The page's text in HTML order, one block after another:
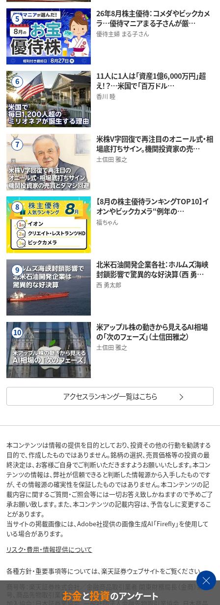
5
26年8月株主優待：コメダやビックカメ
ラ…優待マニアまる子さんが厳…
優待主婦 まる子さん
6
11人に1人は「資産1億6,000万円」超
え！？…米国で「百万ドル…
香川 睦
7
米株V字回復で再注目のオニール式・相
場底打ちサイン。機関投資家の売…
土信田 雅之
8
【8月の株主優待ランキングTOP10】イ
オンやビックカメラ“例年の…
福ちゃん
9
北米石油開発企業各社：ホルムズ海峡
封鎖影響で驚異的な好決算（西 勇…
西 勇太郎
10
米アップル株の動きから見えるAI相場
の「次のフェーズ」（土信田雅之）
土信田 雅之
アクセスランキング一覧はこちら
本コンテンツは情報の提供を目的としており、投資その他の行動を勧誘する
目的で、作成したものではありません。銘柄の選択、売買価格等の投資の最
終決定は、お客様ご自身でご判断いただきますようお願いいたします。本コン
テンツの情報は、弊社が信頼できると判断した情報源から入手したものです
が、その情報源の確実性を保証したものではありません。本コンテンツの記
載内容に関するご質問・ご照会等には一切お答え致しかねますので予めご了
承お願い致します。また、本コンテンツの記載内容は、予告なしに変更するこ
とがあります。
当サイトの掲載画像には、Adobe社提供の画像生成AI「Firefly」を使用して
いる場合があります。
リスク・費用・情報提供について
各種方針・重要事項等については、楽天証券ウェブサイトをご覧ください。
商号等：楽天証券株式会社／金融商品取引業者 関東財務局長（金商）第195
号、商品先物取引業者お金と投資のアンケート